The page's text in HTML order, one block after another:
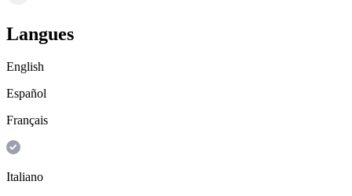
Langues
English
Español
Français
Italiano